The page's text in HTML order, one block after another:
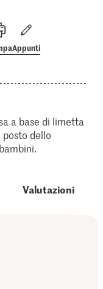
Appunti
a base di limetta
dello
Valutazioni